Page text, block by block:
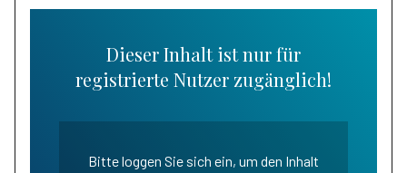
Dieser Inhalt ist nur für
registrierte Nutzer zugänglich!
Bitte loggen Sie sich ein, um den Inhalt